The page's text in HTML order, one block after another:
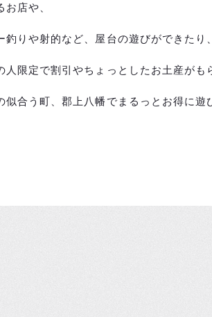
お店や、
釣りや射的など、屋台の遊びができたり、
人限定で割引やちょっとしたお土産がも
似合う町、郡上八幡でまるっとお得に遊